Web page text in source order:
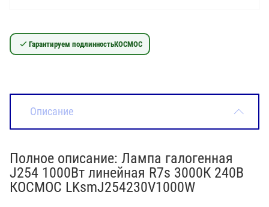
Гарантируем подлинностьКОСМОС
Описание
Полное описание: Лампа галогенная
J254 1000Вт линейная R7s 3000К 240В
КОСМОС LKsmJ254230V1000W